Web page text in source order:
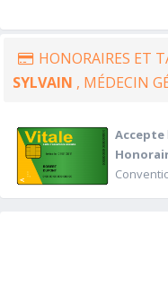
HONORAIRES ET
SYLVAIN , MÉDECIN
Accepte